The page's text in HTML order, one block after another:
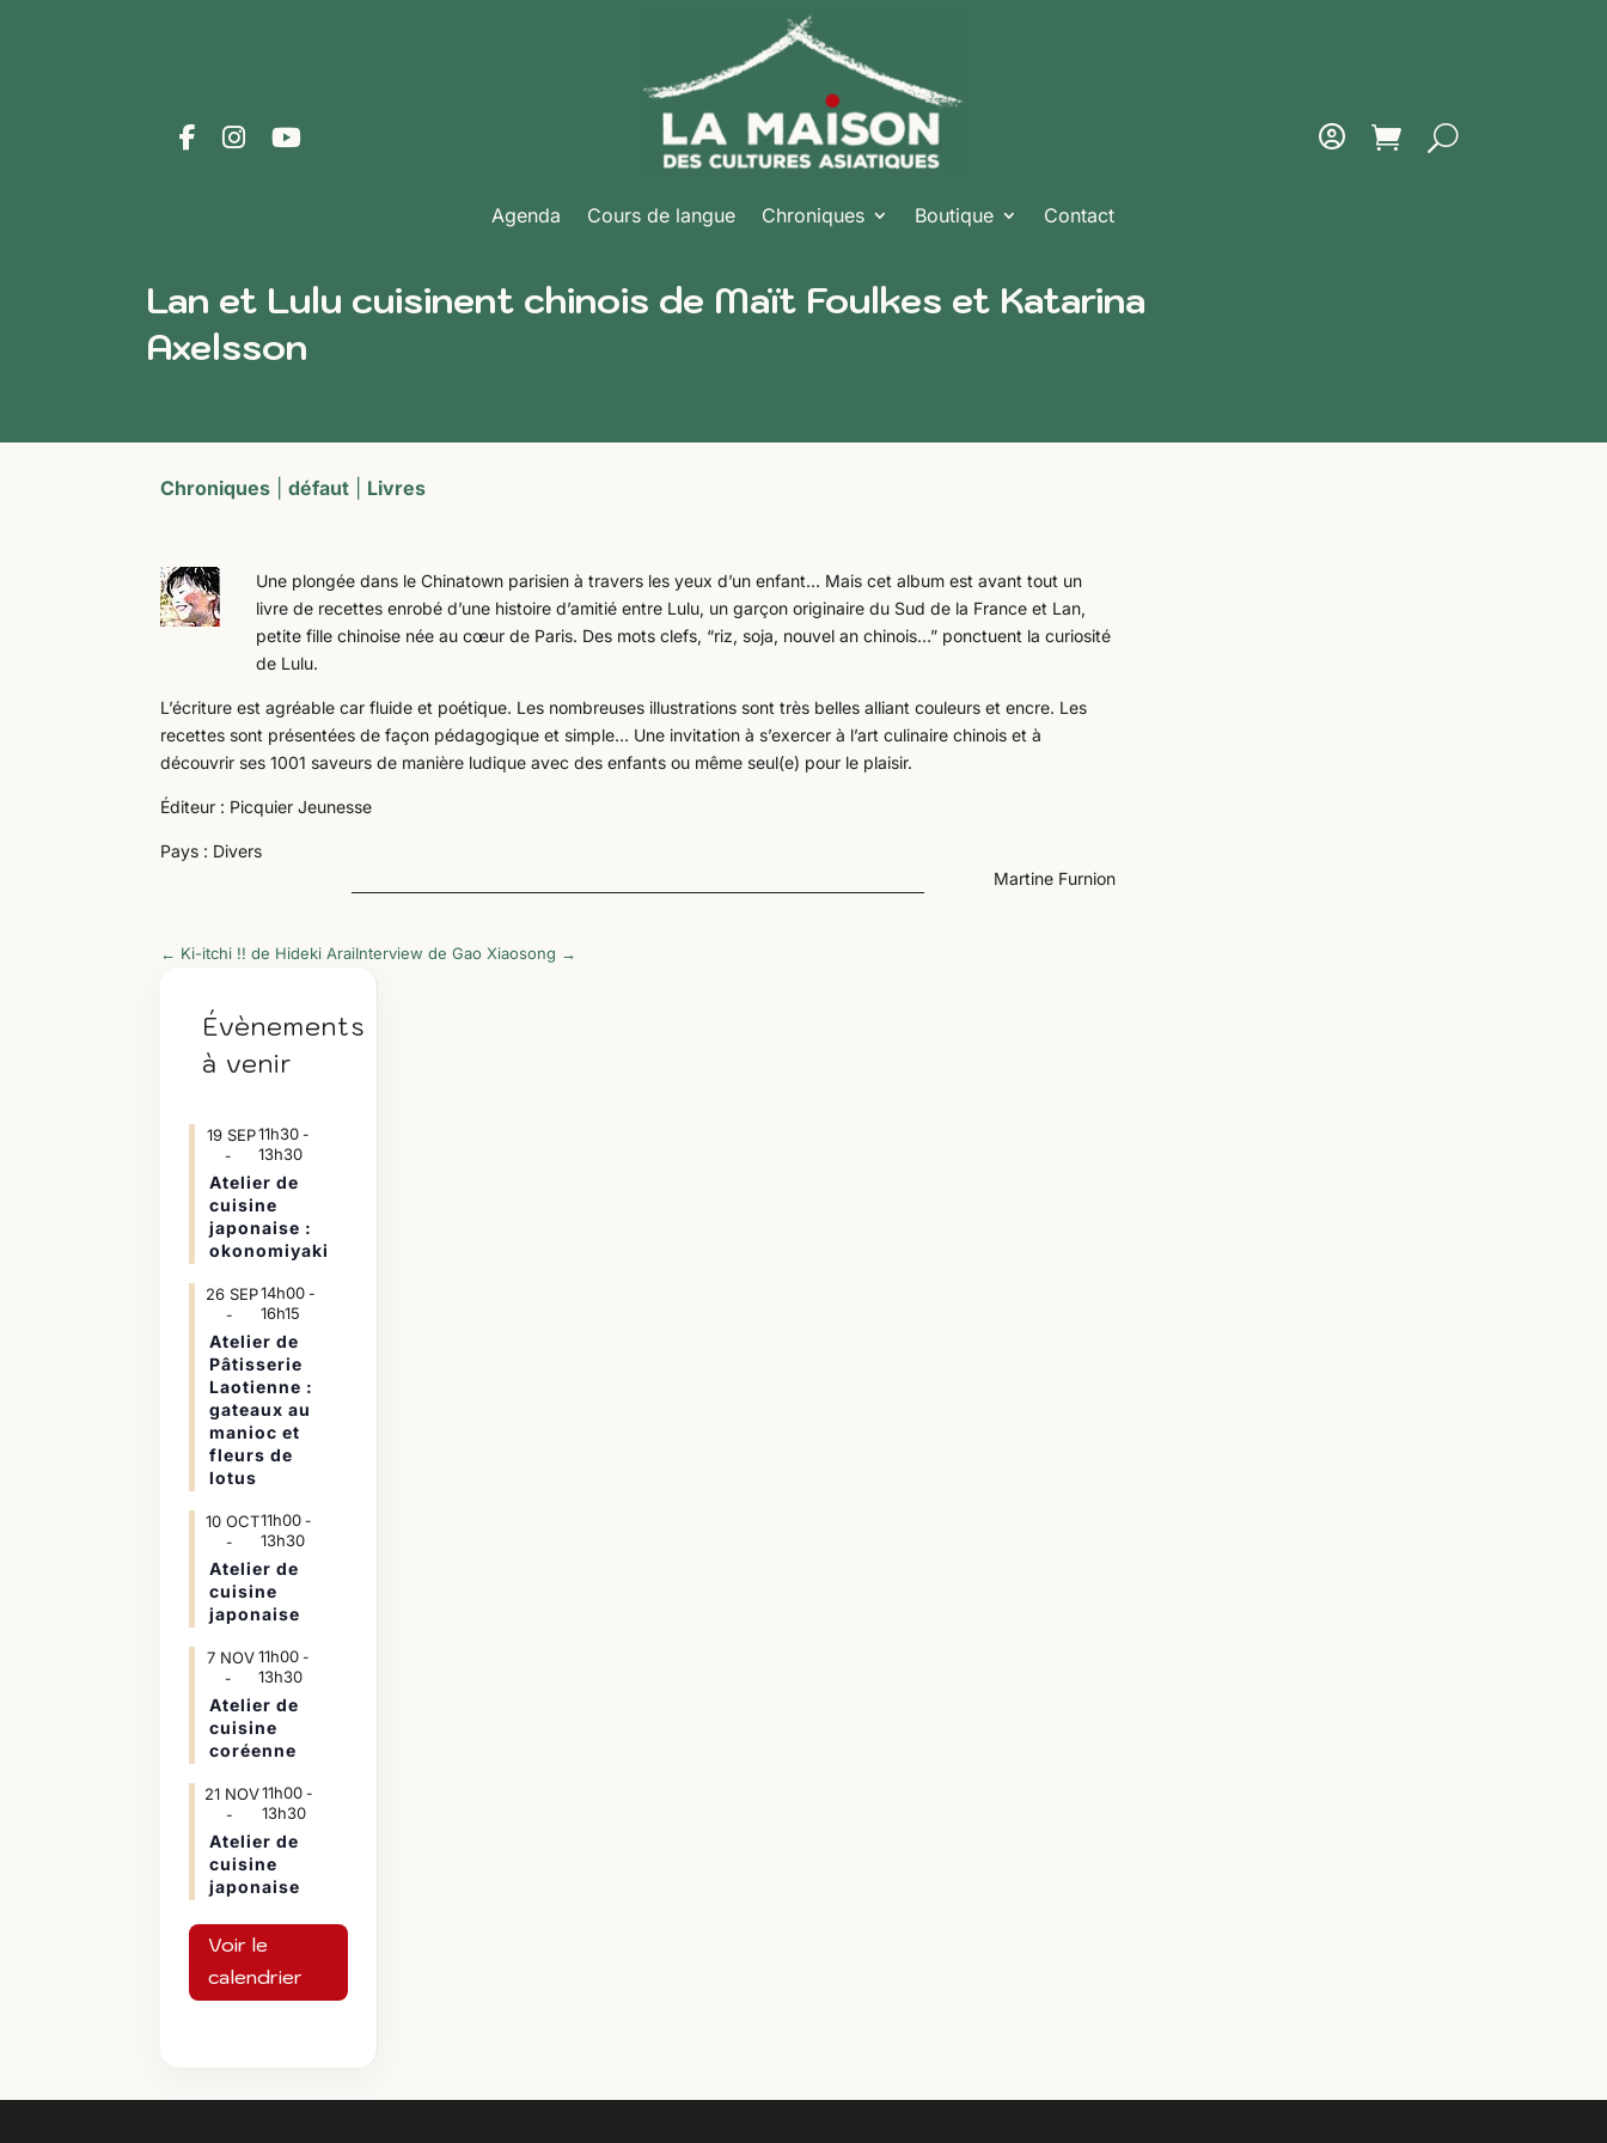
Agenda Cours de langue Chroniques Boutique Contact
Lan et Lulu cuisinent chinois de Maït Foulkes et Katarina
Axelsson
Chroniques |défaut Livres
Une plongée dans le Chinatown parisien à travers les yeux d’un enfant… Mais cet album est avant tout un
livre de recettes enrobé d’une histoire d’amitié entre Lulu, un garçon originaire du Sud de la France et Lan,
petite fille chinoise née au cœur de Paris. Des mots clefs, “riz, soja, nouvel an chinois…” ponctuent la curiosité
de Lulu.
L’écriture est agréable car fluide et poétique. Les nombreuses illustrations sont très belles alliant couleurs et encre. Les
recettes sont présentées de façon pédagogique et simple… Une invitation à s’exercer à l’art culinaire chinois et à
découvrir ses 1001 saveurs de manière ludique avec des enfants ou même seul(e) pour le plaisir.
Éditeur : Picquier Jeunesse
Pays : Divers
Martine Furnion
← Ki-itchi !! de Hideki AraiInterview de Gao Xiaosong →
Évènements
à venir
19 SEP11h30 -
13h30
Atelier de
cuisine
japonaise :
okonomiyaki
26 SEP14h00-
16h15
Atelier de
Pâtisserie
Laotienne :
gateaux au
manioc et
fleurs de
lotus
10 OCT11h00 -
13h30
Atelier de
cuisine
japonaise
7 NOV11h00-
13h30
Atelier de
cuisine
coréenne
21 NOV11h00-
13h30
Atelier de
cuisine
japonaise
Voir le
calendrier